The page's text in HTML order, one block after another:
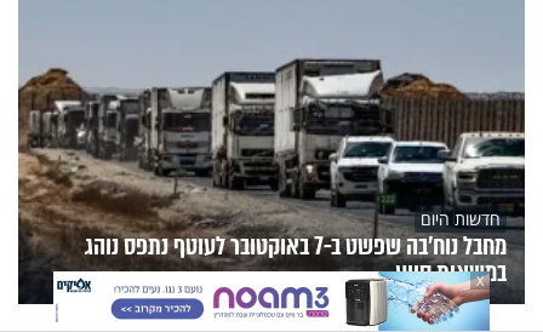
חדשות היום
מחבל נוח'בה שפשט ב-7 באוקטובר לעוטף נתפס נוהג
במשאית סיוע
X